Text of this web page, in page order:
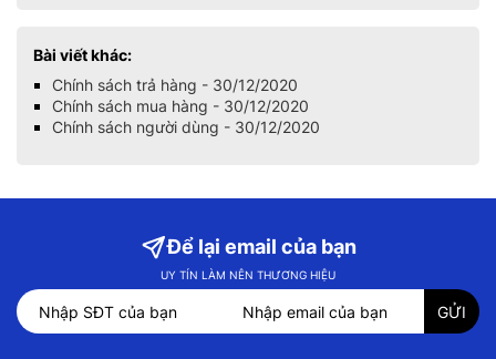
Bài viết khác:
Chính sách trả hàng - 30/12/2020
Chính sách mua hàng - 30/12/2020
Chính sách người dùng - 30/12/2020
Để lại email của bạn
UY TÍN LÀM NÊN THƯƠNG HIỆU